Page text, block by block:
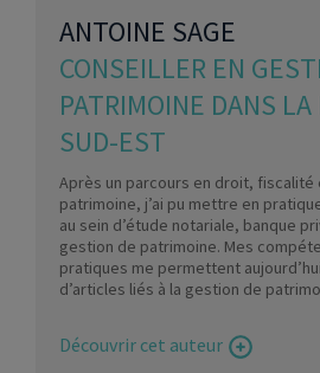
ANTOINE SAGE
CONSEILLER EN
PATRIMOINE DANS LA
SUD-EST
Après un parcours en droit,
patrimoine, j’ai pu mettre en
au sein d’étude notariale, banque
gestion de patrimoine. Mes
pratiques me permettent
d’articles liés à la gestion de
Découvrir cet auteur